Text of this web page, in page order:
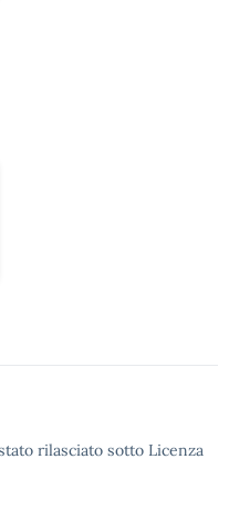
rilasciato sotto Licenza